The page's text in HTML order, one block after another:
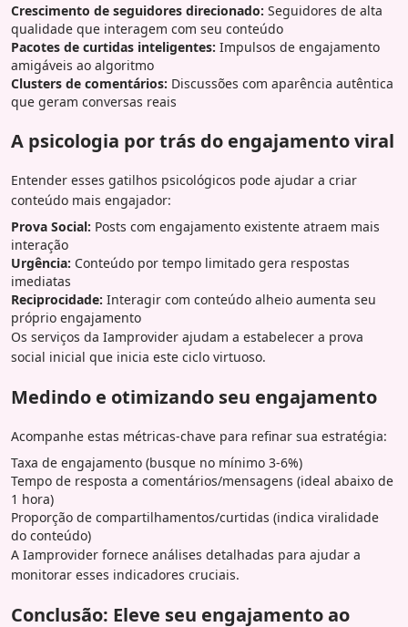
Crescimento de seguidores direcionado: Seguidores de alta
qualidade que interagem com seu conteúdo
Pacotes de curtidas inteligentes: Impulsos de engajamento
amigáveis ao algoritmo
Clusters de comentários: Discussões com aparência autêntica
que geram conversas reais
A psicologia por trás do engajamento viral
Entender esses gatilhos psicológicos pode ajudar a criar
conteúdo mais engajador:
Prova Social: Posts com engajamento existente atraem mais
interação
Urgência: Conteúdo por tempo limitado gera respostas
imediatas
Reciprocidade: Interagir com conteúdo alheio aumenta seu
próprio engajamento
Os serviços da Iamprovider ajudam a estabelecer a prova
social inicial que inicia este ciclo virtuoso.
Medindo e otimizando seu engajamento
Acompanhe estas métricas-chave para refinar sua estratégia:
Taxa de engajamento (busque no mínimo 3-6%)
Tempo de resposta a comentários/mensagens (ideal abaixo de
1 hora)
Proporção de compartilhamentos/curtidas (indica viralidade
do conteúdo)
A Iamprovider fornece análises detalhadas para ajudar a
monitorar esses indicadores cruciais.
Conclusão: Eleve seu engajamento ao